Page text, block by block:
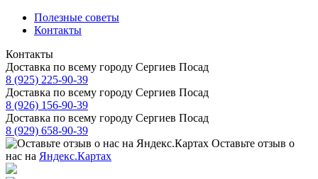
Полезные советы
Контакты
Контакты
Доставка по всему городу Сергиев Посад
8 (925) 225-90-39
Доставка по всему городу Сергиев Посад
8 (926) 156-90-39
Доставка по всему городу Сергиев Посад
8 (929) 658-90-39
Оставьте отзыв о
нас на Яндекс.Картах